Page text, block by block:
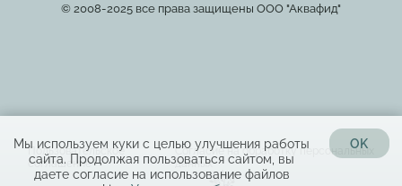
© 2008-2025 все права защищены ООО "Аквафид"
Пользовательское
соглашение
Согласие на обработку персональных
данных
Мы используем куки с целью улучшения работы
сайта. Продолжая пользоваться сайтом, вы
даете согласие на использование файлов
OK